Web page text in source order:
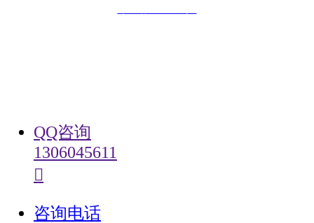
󰇇
QQ咨询
QQ咨询
1306045611
󰇇
咨询电话